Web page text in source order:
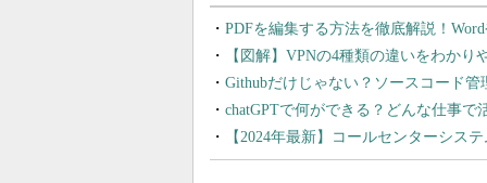
PDFを編集する方法を徹底解説！
【図解】VPNの4種類の違いをわか
Githubだけじゃない？ソースコード
chatGPTで何ができる？どんな仕事で
【2024年最新】コールセンターシス